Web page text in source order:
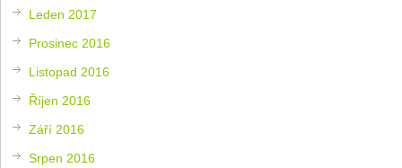
Leden 2017
Prosinec 2016
Listopad 2016
Říjen 2016
Září 2016
Srpen 2016